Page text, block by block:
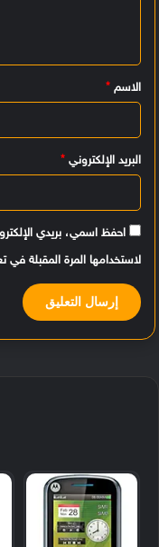
ي
ق
الاسم *
البريد الإلكتروني *
احفظ اسمي، بريدي
لاستخدامها المرة المقبلة في